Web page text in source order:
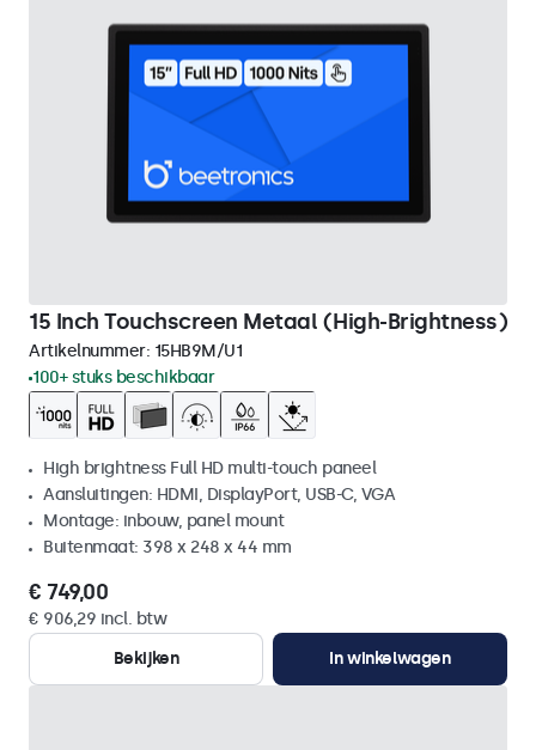
15 Inch Touchscreen Metaal (High-Brightness)
Artikelnummer: 15HB9M/U1
100+ stuks beschikbaar
High brightness Full HD multi-touch paneel
Aansluitingen: HDMI, DisplayPort, USB-C, VGA
Montage: inbouw, panel mount
Buitenmaat: 398 x 248 x 44 mm
€ 749,00
€ 906,29 incl. btw
Bekijken
In winkelwagen